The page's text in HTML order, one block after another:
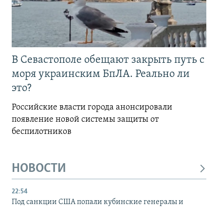
В Севастополе обещают закрыть путь с
моря украинским БпЛА. Реально ли
это?
Российские власти города анонсировали
появление новой системы защиты от
беспилотников
НОВОСТИ
22:54
Под санкции США попали кубинские генералы и